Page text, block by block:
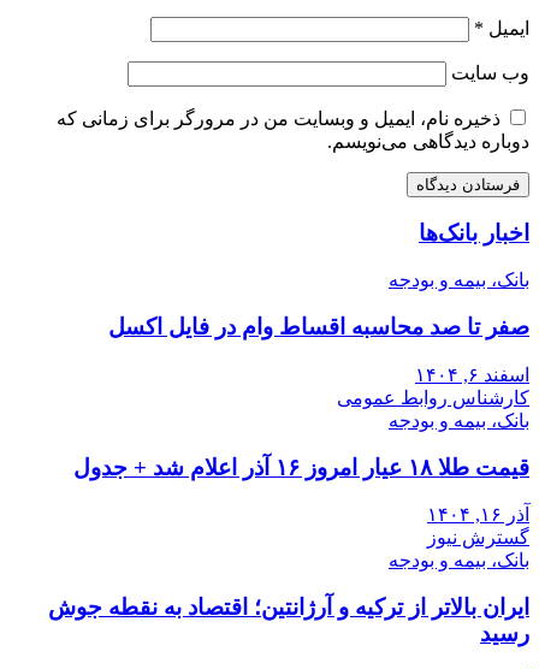
ایمیل *
وب‌ سایت
ذخیره نام، ایمیل و وبسایت من در مرورگر برای زمانی که
دوباره دیدگاهی می‌نویسم.
اخبار بانک‌ها
بانک، بیمه و بودجه
صفر تا صد محاسبه اقساط وام در فایل اکسل
اسفند ۶, ۱۴۰۴
کارشناس روابط عمومی
بانک، بیمه و بودجه
قیمت طلا ۱۸ عیار امروز ۱۶ آذر اعلام شد + جدول
آذر ۱۶, ۱۴۰۴
گسترش نیوز
بانک، بیمه و بودجه
ایران بالاتر از ترکیه و آرژانتین؛ اقتصاد به نقطه جوش
رسید